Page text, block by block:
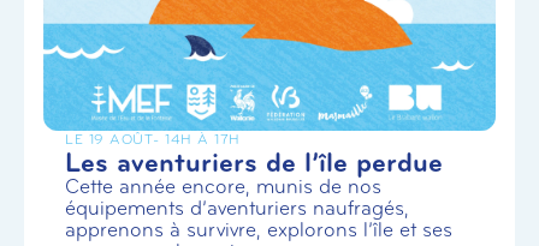
LE 19 AOÛT- 14H À 17H
Les aventuriers de l’île perdue
Cette année encore, munis de nos
équipements d’aventuriers naufragés,
apprenons à survivre, explorons l’île et ses